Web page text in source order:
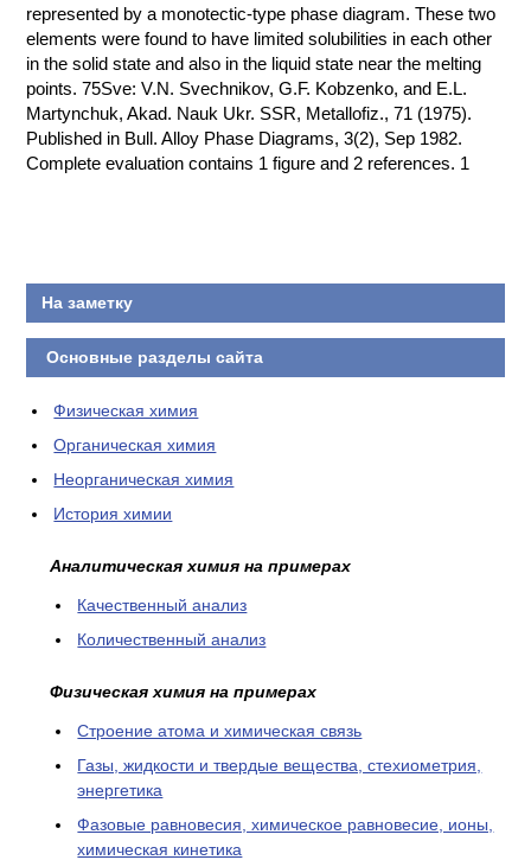
КОНТАКТЫ
represented by a monotectic-type phase diagram. These two
elements were found to have limited solubilities in each other
in the solid state and also in the liquid state near the melting
points. 75Sve: V.N. Svechnikov, G.F. Kobzenko, and E.L.
Martynchuk, Akad. Nauk Ukr. SSR, Metallofiz., 71 (1975).
Published in Bull. Alloy Phase Diagrams, 3(2), Sep 1982.
Complete evaluation contains 1 figure and 2 references. 1
На заметку
Основные разделы сайта
Физическая химия
Органическая химия
Неорганическая химия
История химии
Аналитическая химия на примерах
Качественный анализ
Количественный анализ
Физическая химия на примерах
Cтроение атома и химическая связь
Газы, жидкости и твердые вещества, стехиометрия,
энергетика
Фазовые равновесия, химическое равновесие, ионы,
химическая кинетика